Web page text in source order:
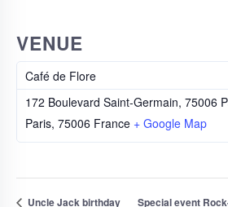
VENUE
Café de Flore
172 Boulevard Saint-Germain, 75006
Paris, 75006 France + Google Map
Uncle Jack birthday Special event